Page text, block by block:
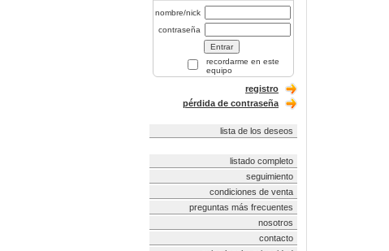
nombre/nick
contraseña
recordarme en este
equipo
registro
pérdida de contraseña
lista de los deseos
listado completo
seguimiento
condiciones de venta
preguntas más frecuentes
nosotros
contacto